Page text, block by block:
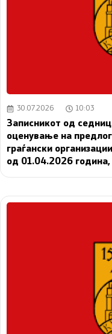
30.07.2026 10:03
Записникот од
оценување на
граѓански
од 01.04.2026 година,